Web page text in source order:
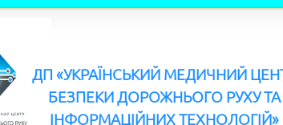
ДП «УКРАЇНСЬКИЙ МЕДИЧНИЙ
БЕЗПЕКИ ДОРОЖНЬОГО РУХУ ТА
ІНФОРМАЦІЙНИХ ТЕХНОЛОГІЙ»